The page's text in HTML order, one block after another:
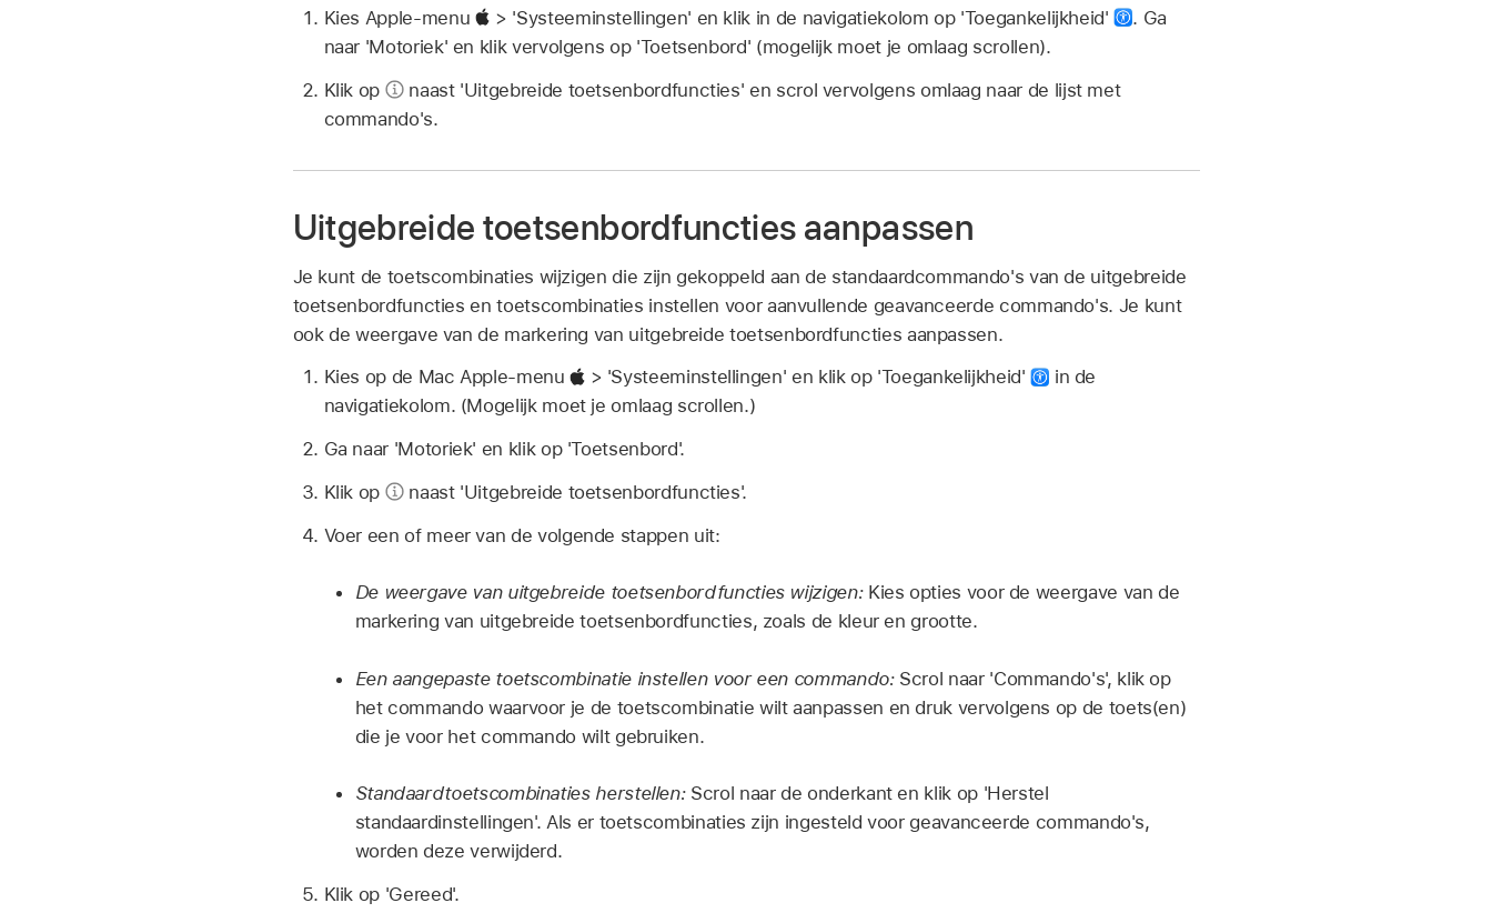
Kies Apple-menu
> 'Systeeminstellingen' en klik in de navigatiekolom op 'Toegankelijkheid' . Ga
naar 'Motoriek' en klik vervolgens op 'Toetsenbord' (mogelijk moet je omlaag scrollen).
Klik op
naast 'Uitgebreide toetsenbordfuncties' en scrol vervolgens omlaag naar de lijst met
commando's.
Uitgebreide toetsenbordfuncties aanpassen
Je kunt de toetscombinaties wijzigen die zijn gekoppeld aan de standaardcommando's van de uitgebreide
toetsenbordfuncties en toetscombinaties instellen voor aanvullende geavanceerde commando's. Je kunt
ook de weergave van de markering van uitgebreide toetsenbordfuncties aanpassen.
Kies op de Mac Apple-menu
> 'Systeeminstellingen' en klik op 'Toegankelijkheid'
in de
navigatiekolom. (Mogelijk moet je omlaag scrollen.)
Ga naar 'Motoriek' en klik op 'Toetsenbord'.
Klik op
naast 'Uitgebreide toetsenbordfuncties'.
Voer een of meer van de volgende stappen uit:
De weergave van uitgebreide toetsenbordfuncties wijzigen:Kies opties voor de weergave van de
markering van uitgebreide toetsenbordfuncties, zoals de kleur en grootte.
Een aangepaste toetscombinatie instellen voor een commando:Scrol naar 'Commando's', klik op
het commando waarvoor je de toetscombinatie wilt aanpassen en druk vervolgens op de toets(en)
die je voor het commando wilt gebruiken.
Standaardtoetscombinaties herstellen:Scrol naar de onderkant en klik op 'Herstel
standaardinstellingen'. Als er toetscombinaties zijn ingesteld voor geavanceerde commando's,
worden deze verwijderd.
Klik op 'Gereed'.